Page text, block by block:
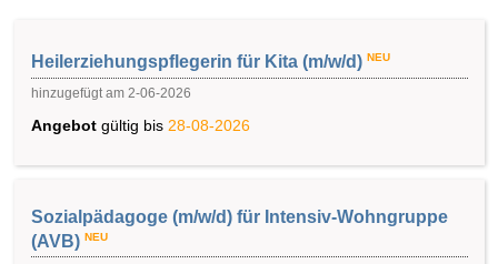
Heilerziehungspflegerin für Kita (m/w/d) NEU
hinzugefügt am 2-06-2026
Angebot gültig bis 28-08-2026
Sozialpädagoge (m/w/d) für Intensiv-Wohngruppe
(AVB) NEU